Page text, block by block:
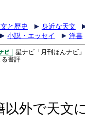
と歴史
身近な天文
小説・エッセイ 洋書
星ナビ「月刊ほんナビ
る書評
以外で天文